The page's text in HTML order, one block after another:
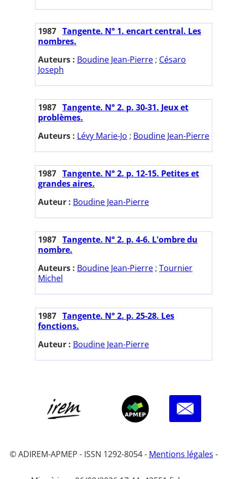
1987 Tangente. N° 1. encart central. Les
nombres.
Auteurs : Boudine Jean-Pierre ; Césaro
Joseph
1987 Tangente. N° 2. p. 30-31. Jeux et
problèmes.
Auteurs : Lévy Marie-Jo ; Boudine Jean-Pierre
1987 Tangente. N° 2. p. 12-15. Petites et
grandes aires.
Auteur : Boudine Jean-Pierre
1987 Tangente. N° 2. p. 4-6. L'ombre du
nombre.
Auteurs : Boudine Jean-Pierre ; Tournier
Michel
1987 Tangente. N° 2. p. 25-28. Les
fonctions.
Auteur : Boudine Jean-Pierre
© ADIREM-APMEP - ISSN 1292-8054 - Mentions légales -